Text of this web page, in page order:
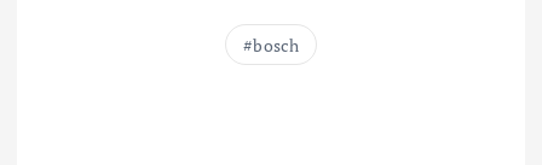
bosch